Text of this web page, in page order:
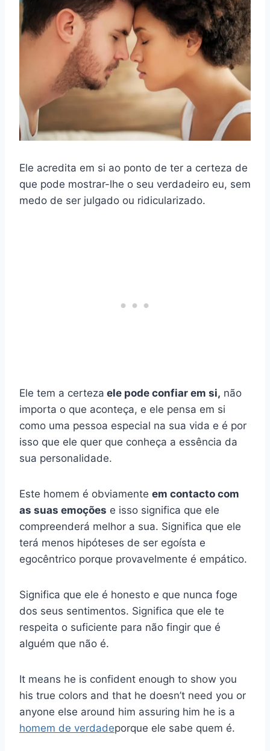
Ele acredita em si ao ponto de ter a certeza de
que pode mostrar-lhe o seu verdadeiro eu, sem
medo de ser julgado ou ridicularizado.
Ele tem a certeza ele pode confiar em si, não
importa o que aconteça, e ele pensa em si
como uma pessoa especial na sua vida e é por
isso que ele quer que conheça a essência da
sua personalidade.
Este homem é obviamente em contacto com
as suas emoções e isso significa que ele
compreenderá melhor a sua. Significa que ele
terá menos hipóteses de ser egoísta e
egocêntrico porque provavelmente é empático.
Significa que ele é honesto e que nunca foge
dos seus sentimentos. Significa que ele te
respeita o suficiente para não fingir que é
alguém que não é.
It means he is confident enough to show you
his true colors and that he doesn’t need you or
anyone else around him assuring him he is a
homem de verdadeporque ele sabe quem é.